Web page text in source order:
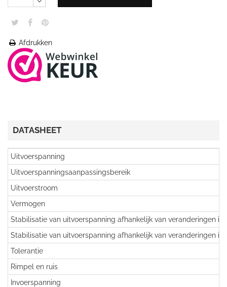
Afdrukken
DATASHEET
Uitvoerspanning
Uitvoerspanningsaanpassingsbereik
Uitvoerstroom
Vermogen
Stabilisatie van uitvoerspanning afhankelijk van veranderingen in
Stabilisatie van uitvoerspanning afhankelijk van veranderingen in
Tolerantie
Rimpel en ruis
Invoerspanning